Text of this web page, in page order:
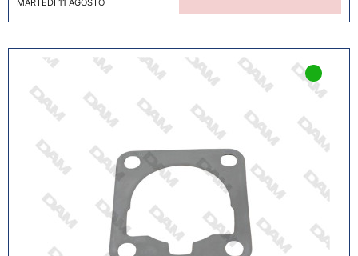
MARTEDÌ 11 AGOSTO